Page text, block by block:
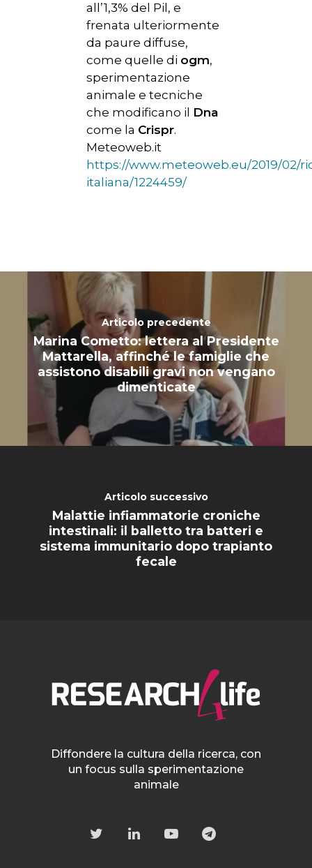
all’1,3% del Pil, e
frenata ulteriormente
da paure diffuse,
come quelle di ogm,
sperimentazione
animale e tecniche
che modificano il Dna
come la Crispr.
Meteoweb.it
https://www.meteoweb.eu/2019/02/
italiana/1224459/
Articolo precedente
Marina Cometto: lettera al Presidente
Mattarella, affinché le famiglie che
assistono disabili gravi non vengano
dimenticate
Articolo successivo
Malattie infiammatorie croniche
intestinali: il balletto tra batteri e
sistema immunitario dopo trapianto
fecale
Diffondere la cultura della ricerca, con
un focus sulla sperimentazione
animale
HOME
ANIMALE
NORMATIVA
CONTATTI